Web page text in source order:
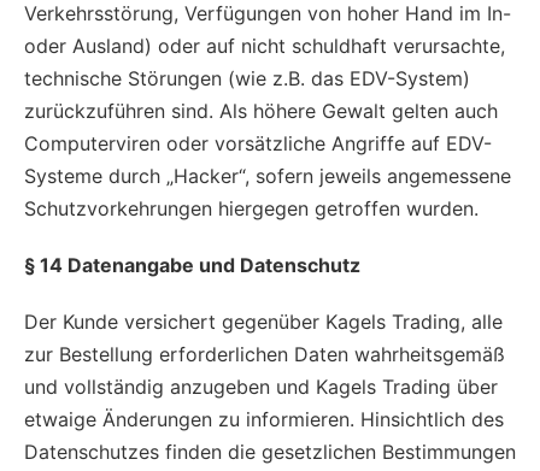
Verkehrsstörung, Verfügungen von hoher Hand im In-
oder Ausland) oder auf nicht schuldhaft verursachte,
technische Störungen (wie z.B. das EDV-System)
zurückzuführen sind. Als höhere Gewalt gelten auch
Computerviren oder vorsätzliche Angriffe auf EDV-
Systeme durch „Hacker“, sofern jeweils angemessene
Schutzvorkehrungen hiergegen getroffen wurden.
§ 14 Datenangabe und Datenschutz
Der Kunde versichert gegenüber Kagels Trading, alle
zur Bestellung erforderlichen Daten wahrheitsgemäß
und vollständig anzugeben und Kagels Trading über
etwaige Änderungen zu informieren. Hinsichtlich des
Datenschutzes finden die gesetzlichen Bestimmungen